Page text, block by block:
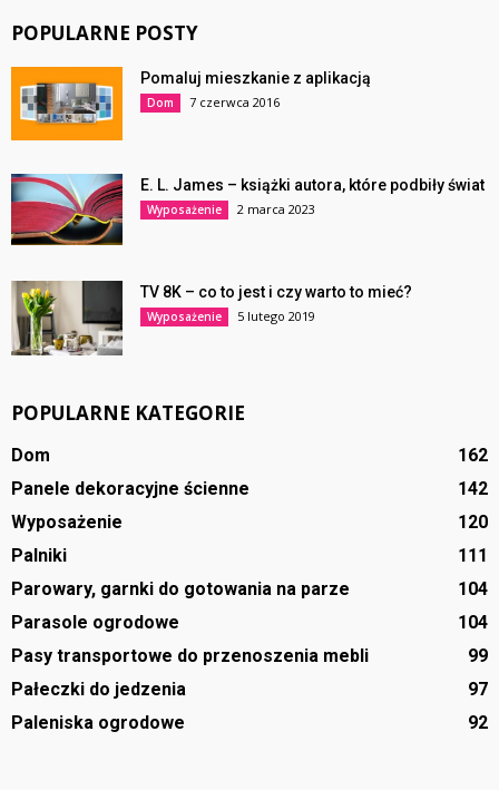
POPULARNE POSTY
Pomaluj mieszkanie z aplikacją
Dom 7 czerwca 2016
E. L. James – książki autora, które podbiły świat
Wyposażenie 2 marca 2023
TV 8K – co to jest i czy warto to mieć?
Wyposażenie 5 lutego 2019
POPULARNE KATEGORIE
Dom
162
Panele dekoracyjne ścienne
142
Wyposażenie
120
Palniki
111
Parowary, garnki do gotowania na parze
104
Parasole ogrodowe
104
Pasy transportowe do przenoszenia mebli
99
Pałeczki do jedzenia
97
Paleniska ogrodowe
92